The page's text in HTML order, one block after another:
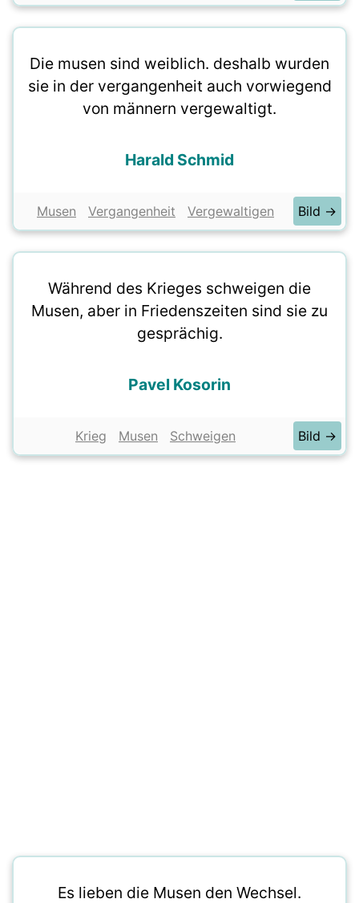
Die musen sind weiblich. deshalb wurden
sie in der vergangenheit auch vorwiegend
von männern vergewaltigt.
Harald Schmid
Musen Vergangenheit Vergewaltigen Bild →
Während des Krieges schweigen die
Musen, aber in Friedenszeiten sind sie zu
gesprächig.
Pavel Kosorin
Krieg Musen Schweigen Bild →
Es lieben die Musen den Wechsel.